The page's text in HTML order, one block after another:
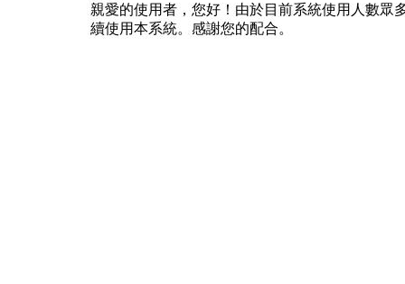
親愛的使用者，您好！由於目前系統使用人數眾
續使用本系統。感謝您的配合。